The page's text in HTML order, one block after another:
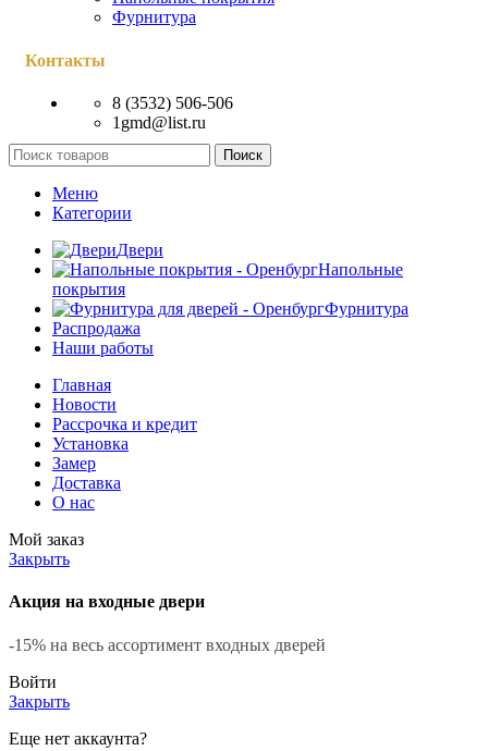
Фурнитура
Контакты
8 (3532) 506-506
1gmd@list.ru
Поиск
Меню
Категории
Двери
Напольные
покрытия
Фурнитура
Распродажа
Наши работы
Главная
Новости
Рассрочка и кредит
Установка
Замер
Доставка
О нас
Мой заказ
Закрыть
Акция на входные двери
-15% на весь ассортимент входных дверей
Войти
Закрыть
Еще нет аккаунта?